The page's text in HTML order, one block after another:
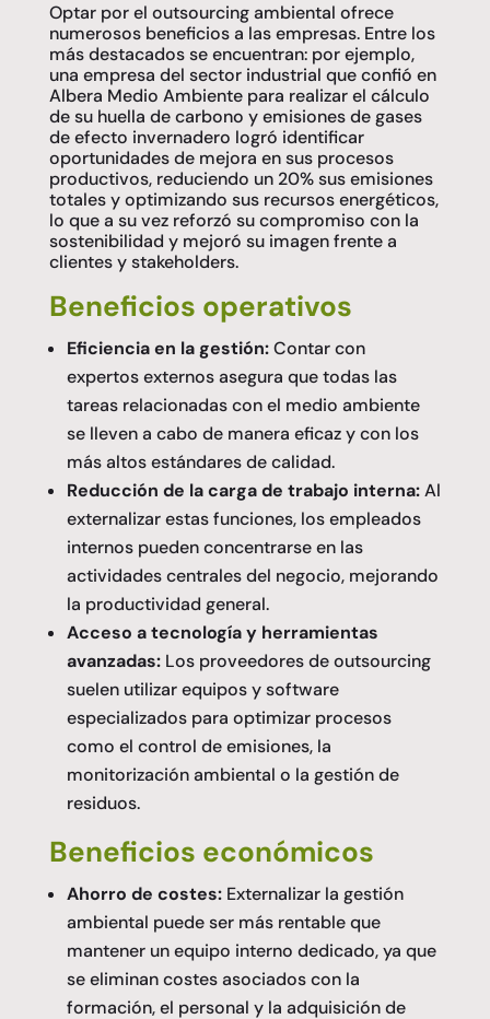
Optar por el outsourcing ambiental ofrece
numerosos beneficios a las empresas. Entre los
más destacados se encuentran: por ejemplo,
una empresa del sector industrial que confió en
Albera Medio Ambiente para realizar el cálculo
de su huella de carbono y emisiones de gases
de efecto invernadero logró identificar
oportunidades de mejora en sus procesos
productivos, reduciendo un 20% sus emisiones
totales y optimizando sus recursos energéticos,
lo que a su vez reforzó su compromiso con la
sostenibilidad y mejoró su imagen frente a
clientes y stakeholders.
Beneficios operativos
Eficiencia en la gestión:Contar con
expertos externos asegura que todas las
tareas relacionadas con el medio ambiente
se lleven a cabo de manera eficaz y con los
más altos estándares de calidad.
Reducción de la carga de trabajo interna:Al
externalizar estas funciones, los empleados
internos pueden concentrarse en las
actividades centrales del negocio, mejorando
la productividad general.
Acceso a tecnología y herramientas
avanzadas:Los proveedores de outsourcing
suelen utilizar equipos y software
especializados para optimizar procesos
como el control de emisiones, la
monitorización ambiental o la gestión de
residuos.
Beneficios económicos
Ahorro de costes:Externalizar la gestión
ambiental puede ser más rentable que
mantener un equipo interno dedicado, ya que
se eliminan costes asociados con la
formación, el personal y la adquisición de